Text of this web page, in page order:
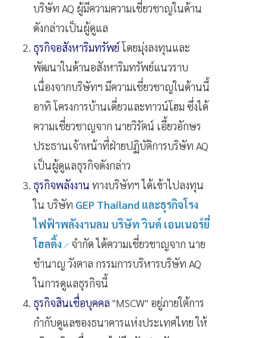
บริษัท AQ ผู้มีความความเชี่ยวชาญในด้าน
ดังกล่าวเป็นผู้ดูแล
ธุรกิจอสังหาริมทรัพย์โดยมุ่งลงทุนและ
พัฒนาในด้านอสังหาริมทรัพย์แนวราบ
เนื่องจากบริษัทฯ มีความเชี่ยวชาญในด้านนี้
อาทิ โครงการบ้านเดี่ยวและทาวน์โฮม ซึ่งได้
ความเชี่ยวชาญจาก นายวิรัตน์ เอี้ยวอักษร
ประธานเจ้าหน้าที่ฝ่ายปฏิบัติการบริษัท AQ
เป็นผู้ดูแลธุรกิจดังกล่าว
ธุรกิจพลังงาน ทางบริษัทฯ ได้เข้าไปลงทุน
ใน บริษัท GEP Thailand และธุรกิจโรง
ไฟฟ้าพลังงานลม บริษัท วินด์ เอนเนอร์ยี่
โฮลดิ้ง จำกัด ได้ความเชี่ยวชาญจาก นาย
ชำนาญ วังตาล กรรมการบริหารบริษัท AQ
ในการดูแลธุรกิจนี้
ธุรกิจสินเชื่อบุคคล "MSCW" อยู่ภายใต้การ
กำกับดูแลของธนาคารแห่งประเทศไทย ให้